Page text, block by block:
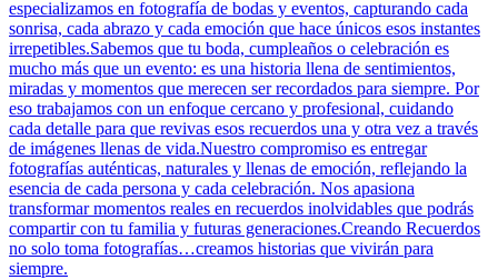
especializamos en fotografía de bodas y eventos, capturando cada
sonrisa, cada abrazo y cada emoción que hace únicos esos instantes
irrepetibles.Sabemos que tu boda, cumpleaños o celebración es
mucho más que un evento: es una historia llena de sentimientos,
miradas y momentos que merecen ser recordados para siempre. Por
eso trabajamos con un enfoque cercano y profesional, cuidando
cada detalle para que revivas esos recuerdos una y otra vez a través
de imágenes llenas de vida.Nuestro compromiso es entregar
fotografías auténticas, naturales y llenas de emoción, reflejando la
esencia de cada persona y cada celebración. Nos apasiona
transformar momentos reales en recuerdos inolvidables que podrás
compartir con tu familia y futuras generaciones.Creando Recuerdos
no solo toma fotografías…creamos historias que vivirán para
siempre.